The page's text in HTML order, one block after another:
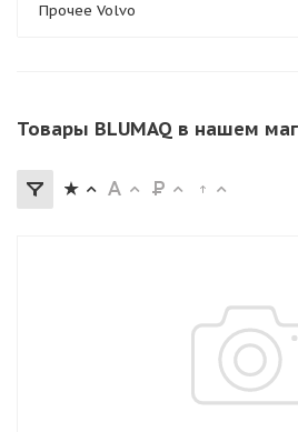
Прочее Volvo
Товары BLUMAQ в нашем